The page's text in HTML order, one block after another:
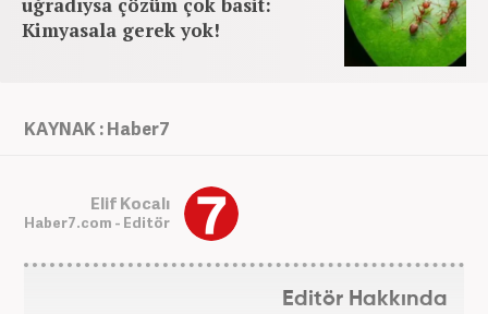
Kimyasala gerek yok!
KAYNAK : Haber7
Elif Kocalı
Haber7.com - Editör
Editör Hakkında